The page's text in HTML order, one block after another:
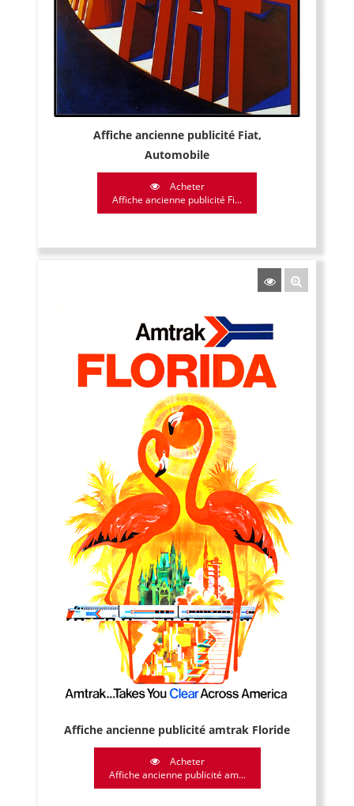
Affiche ancienne publicité Fiat,
Automobile
Acheter
Affiche ancienne publicité Fi...
Affiche ancienne publicité amtrak Floride
Acheter
Affiche ancienne publicité am...